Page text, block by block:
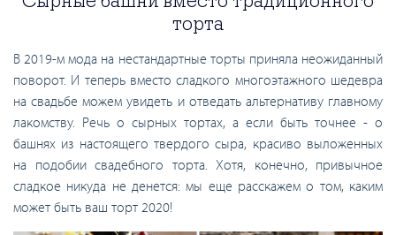
торта
В 2019-м мода на нестандартные торты приняла неожиданный
поворот. И теперь вместо сладкого многоэтажного шедевра
на свадьбе можем увидеть и отведать альтернативу главному
лакомству. Речь о сырных тортах, а если быть точнее - о
башнях из настоящего твердого сыра, красиво выложенных
на подобии свадебного торта. Хотя, конечно, привычное
сладкое никуда не денется: мы еще расскажем о том, каким
может быть ваш торт 2020!